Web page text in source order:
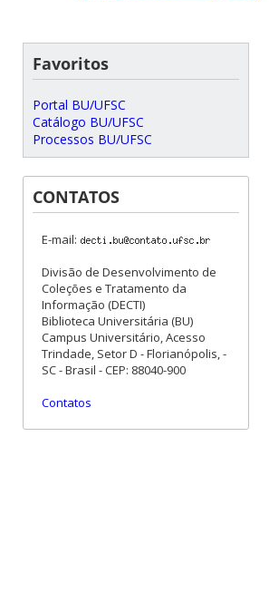
Favoritos
Portal BU/UFSC
Catálogo BU/UFSC
Processos BU/UFSC
CONTATOS
E-mail:
Divisão de Desenvolvimento de
Coleções e Tratamento da
Informação (DECTI)
Biblioteca Universitária (BU)
Campus Universitário, Acesso
Trindade, Setor D - Florianópolis, -
SC - Brasil - CEP: 88040-900
Contatos